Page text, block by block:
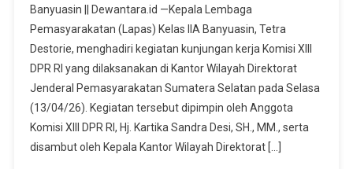
Hadiri
Kunker
Komisi
XIII
DPR
RI,
Perkuat
Banyuasin || Dewantara.id —Kepala Lembaga
Pemasyarakatan (Lapas) Kelas IIA Banyuasin, Tetra
Destorie, menghadiri kegiatan kunjungan kerja Komisi XIII
DPR RI yang dilaksanakan di Kantor Wilayah Direktorat
Jenderal Pemasyarakatan Sumatera Selatan pada Selasa
(13/04/26). Kegiatan tersebut dipimpin oleh Anggota
Komisi XIII DPR RI, Hj. Kartika Sandra Desi, SH., MM., serta
disambut oleh Kepala Kantor Wilayah Direktorat […]